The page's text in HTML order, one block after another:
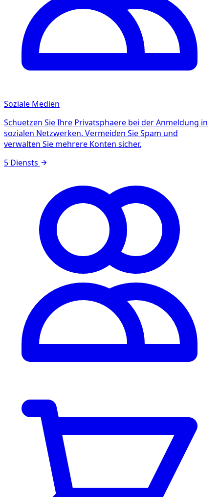
Soziale Medien
Schuetzen Sie Ihre Privatsphaere bei der Anmeldung in
sozialen Netzwerken. Vermeiden Sie Spam und
verwalten Sie mehrere Konten sicher.
5 Diensts